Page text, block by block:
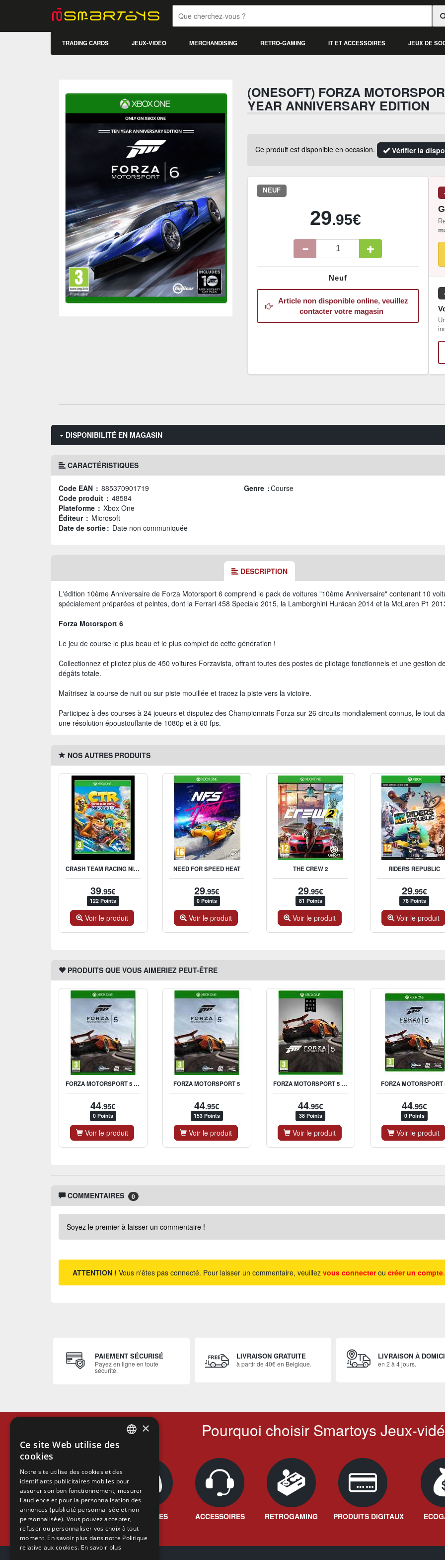
TRADING CARDS JEUX-VIDÉO MERCHANDISING RETRO-GAMING IT ET ACCESSOIRES JEUX DE
(ONESOFT) FORZA
YEAR ANNIVERSARY EDITION
Ce produit est disponible en occasion. Vérifier la
NEUF
29.95€
Neuf
Article non disponible online, veuillez
contacter votre magasin
DISPONIBILITÉ EN MAGASIN
CARACTÉRISTIQUES
Code EAN : 885370901719
Code produit : 48584
Plateforme : Xbox One
Éditeur : Microsoft
Date de sortie : Date non communiquée
Genre :Course
DESCRIPTION
L'édition 10ème Anniversaire de Forza Motorsport 6 comprend le pack de voitures "10ème Anniversaire" contenant 10
spécialement préparées et peintes, dont la Ferrari 458 Speciale 2015, la Lamborghini Hurácan 2014 et la McLaren P1
Forza Motorsport 6
Le jeu de course le plus beau et le plus complet de cette génération !
Collectionnez et pilotez plus de 450 voitures Forzavista, offrant toutes des postes de pilotage fonctionnels et une gestion
dégâts totale.
Maîtrisez la course de nuit ou sur piste mouillée et tracez la piste vers la victoire.
Participez à des courses à 24 joueurs et disputez des Championnats Forza sur 26 circuits mondialement connus, le tout
une résolution époustouflante de 1080p et à 60 fps.
NOS AUTRES PRODUITS
CRASH TEAM RACING NITRO-FUELED
39.95€
122 Points
Voir le produit
NEED FOR SPEED HEAT
29.95€
0 Points
Voir le produit
THE CREW 2
29.95€
81 Points
Voir le produit
RIDERS REPUBLIC
29.95€
78 Points
Voir le produit
PRODUITS QUE VOUS AIMERIEZ PEUT-ÊTRE
FORZA MOTORSPORT 5 DAY ONE EDITION
44.95€
0 Points
Voir le produit
FORZA MOTORSPORT 5
44.95€
153 Points
Voir le produit
FORZA MOTORSPORT 5 DAY ONE EDITION
44.95€
38 Points
Voir le produit
FORZA MOTORSPORT
44.95€
0 Points
Voir le produit
COMMENTAIRES 0
Soyez le premier à laisser un commentaire !
ATTENTION ! Vous n'êtes pas connecté. Pour laisser un commentaire, veuillez vous connecterou créer un compte.
PAIEMENT SÉCURISÉ
Payez en ligne en toute
sécurité.
LIVRAISON GRATUITE
à partir de 40€ en Belgique.
LIVRAISON À
en 2 à 4 jours.
Pourquoi choisir Smartoys Jeux-
JEUX VIDÉO CONSOLES ACCESSOIRES RETROGAMING PRODUITS DIGITAUX
ENGLISH
×
Ce site Web utilise des
cookies
Notre site utilise des cookies et des
identifiants publicitaires mobiles pour
assurer son bon fonctionnement, mesurer
l'audience et pour la personnalisation des
annonces (publicité personnalisée et non
personnalisée). Vous pouvez accepter,
refuser ou personnaliser vos choix à tout
moment. En savoir plus dans notre Politique
relative aux cookies. En savoir plus